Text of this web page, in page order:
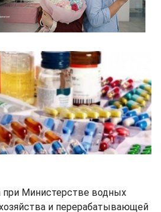
при Министерстве водных
и перерабатывающей